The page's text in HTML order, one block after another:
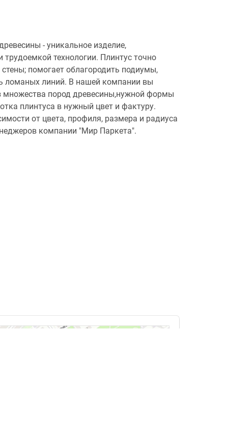
- уникальное изделие,
технологии. Плинтус точно
помогает облагородить подиумы,
ломаных линий. В нашей компании вы
множества пород древесины,нужной формы
плинтуса в нужный цвет и фактуру.
от цвета, профиля, размера и радиуса
компании "Мир Паркета".